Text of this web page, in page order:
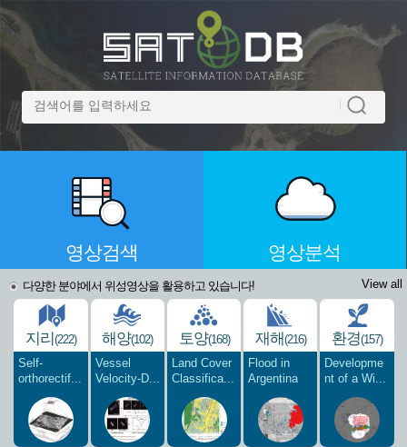
영상검색 영상분석
다양한 분야에서 위성영상을 활용하고 있습니다! View all
지리(222)
Self-
orthorectif...
해양(102)
Vessel
Velocity-D...
토양(168)
Land Cover
Classifica...
재해(216)
Flood in
Argentina
환경(157)
Developme
nt of a Wi...